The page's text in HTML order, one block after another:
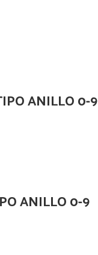
ANILLO 0-9
ANILLO 0-9